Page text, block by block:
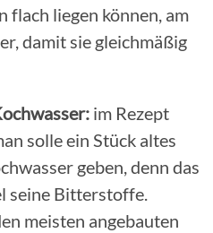
flach liegen können, am
damit sie gleichmäßig
im Rezept
solle ein Stück altes
geben, denn das
seine Bitterstoffe.
meisten angebauten